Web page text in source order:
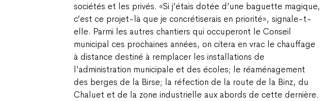
sociétés et les privés. «Si j’étais dotée d’une baguette magique,
c’est ce projet-là que je concrétiserais en priorité», signale-t-
elle. Parmi les autres chantiers qui occuperont le Conseil
municipal ces prochaines années, on citera en vrac le chauffage
à distance destiné à remplacer les installations de
l’administration municipale et des écoles; le réaménagement
des berges de la Birse; la réfection de la route de la Binz, du
Chaluet et de la zone industrielle aux abords de cette dernière.